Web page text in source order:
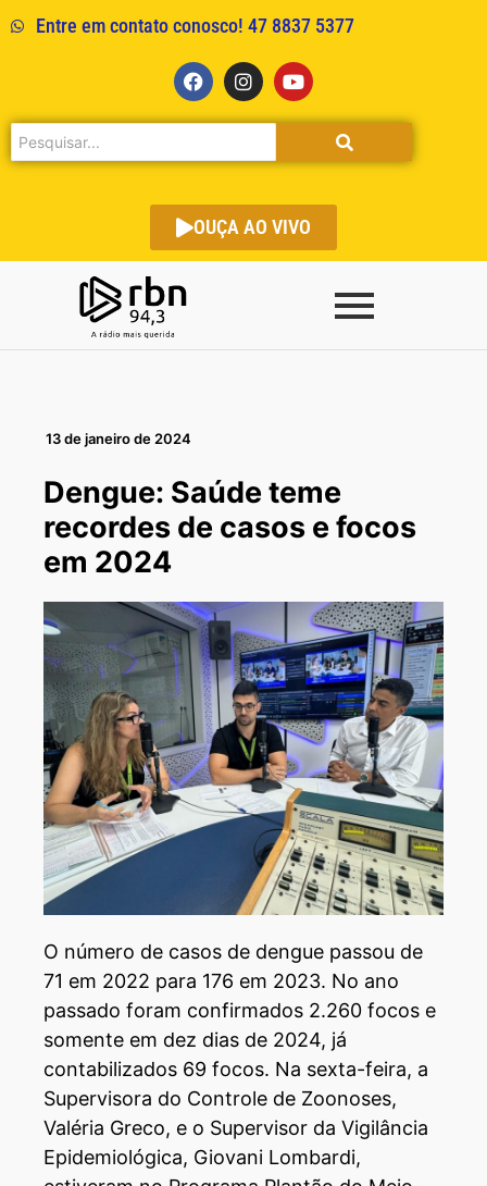
Entre em contato conosco! 47 8837 5377
OUÇA AO VIVO
13 de janeiro de 2024
Dengue: Saúde teme
recordes de casos e focos
em 2024
O número de casos de dengue passou de
71 em 2022 para 176 em 2023. No ano
passado foram confirmados 2.260 focos e
somente em dez dias de 2024, já
contabilizados 69 focos. Na sexta-feira, a
Supervisora do Controle de Zoonoses,
Valéria Greco, e o Supervisor da Vigilância
Epidemiológica, Giovani Lombardi,